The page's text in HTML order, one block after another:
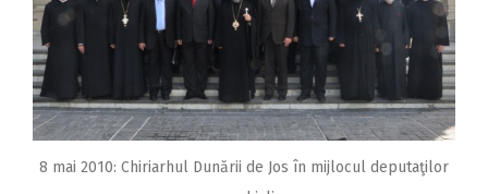
2009
8 mai 2010: Chiriarhul Dunării de Jos în mijlocul deputaţilor